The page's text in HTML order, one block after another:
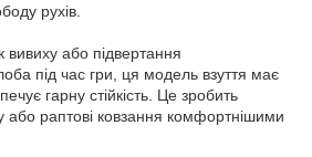
рухів.
вивиху або підвертання
під час гри, ця модель взуття має
гарну стійкість. Це зробить
або раптові ковзання комфортнішими